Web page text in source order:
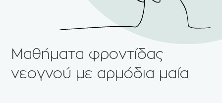
Μαθήματα φροντίδας
νεογνού με αρμόδια μαία